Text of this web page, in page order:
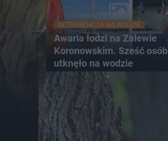
INTERWENCJA NA WODZIE
Awaria łodzi na Zalewie
Koronowskim. Sześć osób
utknęło na wodzie